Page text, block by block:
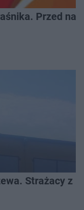
Przed
Strażacy z